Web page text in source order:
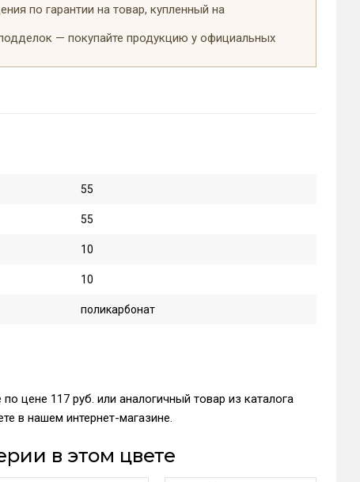
по гарантии на товар, купленный на
— покупайте продукцию у официальных
55
55
10
10
поликарбонат
цене 117 руб. или аналогичный товар из каталога
в нашем интернет-магазине.
в этом цвете